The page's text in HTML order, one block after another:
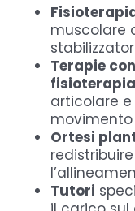
muscolare
Terapie
fisioterapia
articolare
movimento
Ortesi
Tutori